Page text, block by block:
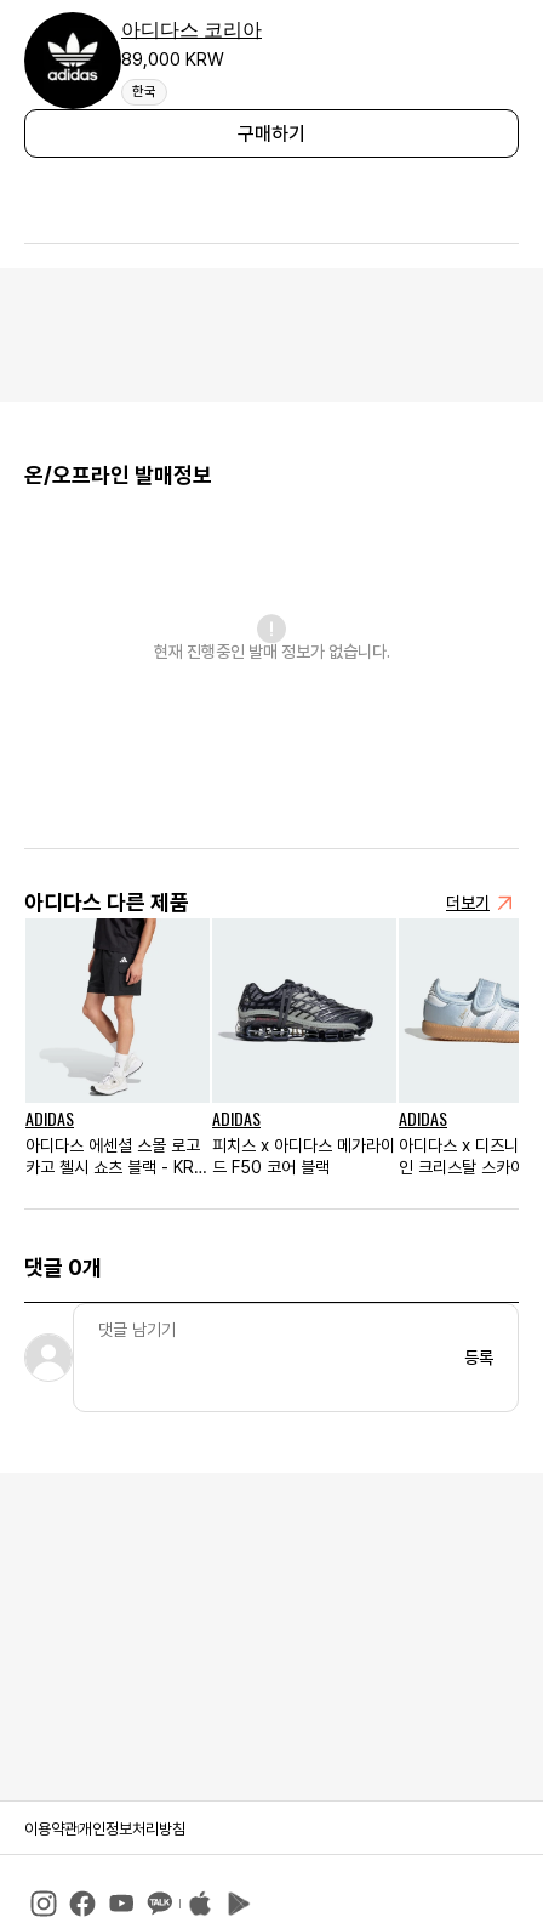
아디다스 코리아
89,000 KRW
한국
구매하기
온/오프라인 발매정보
현재 진행중인 발매 정보가 없습니다.
아디다스 다른 제품 더보기
ADIDAS
아디다스 에센셜 스몰 로고
카고 첼시 쇼츠 블랙 - KR
ADIDAS
피치스 x 아디다스 메가라이
드 F50 코어 블랙
ADIDAS
아디다스 x 디즈니 삼
인 크리스탈 스카이
댓글 0개
등록
이용약관개인정보처리방침